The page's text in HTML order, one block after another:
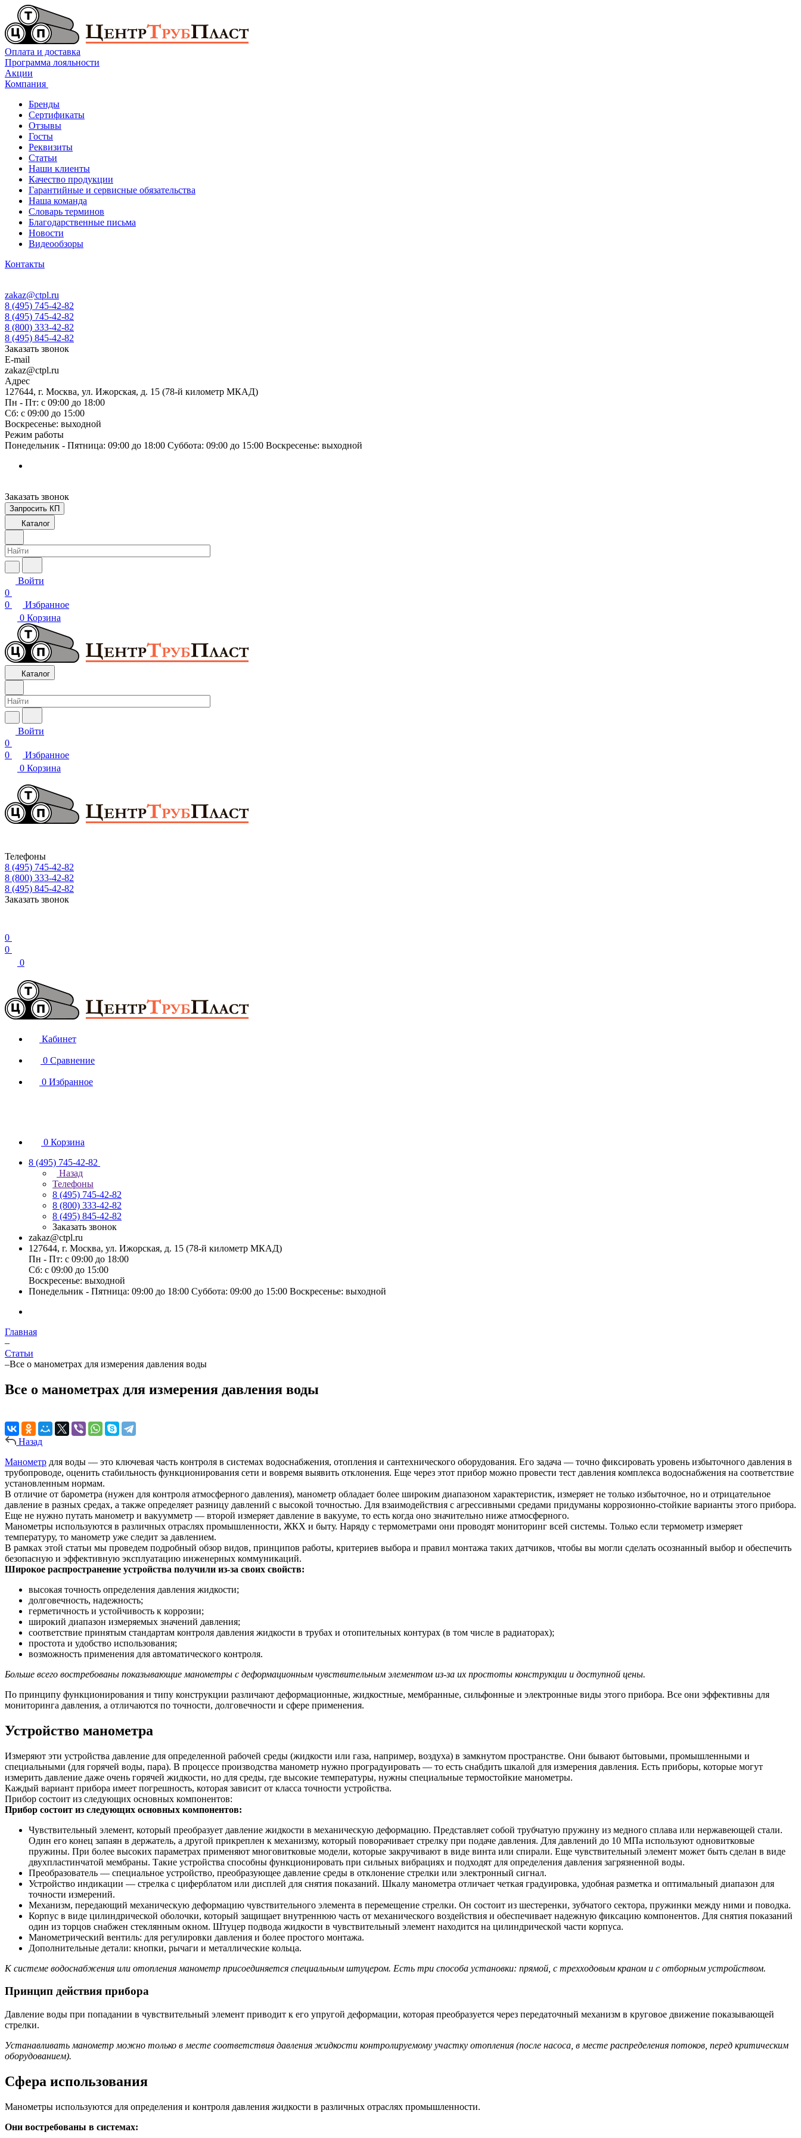
Оплата и доставка
Программа лояльности
Акции
Компания
Бренды
Сертификаты
Отзывы
Госты
Реквизиты
Статьи
Наши клиенты
Качество продукции
Гарантийные и сервисные обязательства
Наша команда
Словарь терминов
Благодарственные письма
Новости
Видеообзоры
Контакты
zakaz@ctpl.ru
8 (495) 745-42-82
8 (495) 745-42-82
8 (800) 333-42-82
8 (495) 845-42-82
Заказать звонок
E-mail
zakaz@ctpl.ru
Адрес
127644, г. Москва, ул. Ижорская, д. 15 (78-й километр МКАД)
Пн - Пт: с 09:00 до 18:00
Сб: с 09:00 до 15:00
Воскресенье: выходной
Режим работы
Понедельник - Пятница: 09:00 до 18:00 Суббота: 09:00 до 15:00 Воскресенье: выходной
Заказать звонок
Запросить КП
Каталог
Войти
0
0
Избранное
0 Корзина
Каталог
Войти
0
0
Избранное
0 Корзина
Телефоны
8 (495) 745-42-82
8 (800) 333-42-82
8 (495) 845-42-82
Заказать звонок
0
0
0
Кабинет
0 Сравнение
0 Избранное
0 Корзина
8 (495) 745-42-82
Назад
Телефоны
8 (495) 745-42-82
8 (800) 333-42-82
8 (495) 845-42-82
Заказать звонок
zakaz@ctpl.ru
127644, г. Москва, ул. Ижорская, д. 15 (78-й километр МКАД)
Пн - Пт: с 09:00 до 18:00
Сб: с 09:00 до 15:00
Воскресенье: выходной
Понедельник - Пятница: 09:00 до 18:00 Суббота: 09:00 до 15:00 Воскресенье: выходной
Главная
–
Статьи
–Все о манометрах для измерения давления воды
Все о манометрах для измерения давления воды
Назад
Манометр для воды — это ключевая часть контроля в системах водоснабжения, отопления и сантехнического оборудования. Его задача — точно фиксировать уровень избыточного давления в
трубопроводе, оценить стабильность функционирования сети и вовремя выявить отклонения. Еще через этот прибор можно провести тест давления комплекса водоснабжения на соответствие
установленным нормам.
В отличие от барометра (нужен для контроля атмосферного давления), манометр обладает более широким диапазоном характеристик, измеряет не только избыточное, но и отрицательное
давление в разных средах, а также определяет разницу давлений с высокой точностью. Для взаимодействия с агрессивными средами придуманы коррозионно-стойкие варианты этого прибора.
Еще не нужно путать манометр и вакуумметр — второй измеряет давление в вакууме, то есть когда оно значительно ниже атмосферного.
Манометры используются в различных отраслях промышленности, ЖКХ и быту. Наряду с термометрами они проводят мониторинг всей системы. Только если термометр измеряет
температуру, то манометр уже следит за давлением.
В рамках этой статьи мы проведем подробный обзор видов, принципов работы, критериев выбора и правил монтажа таких датчиков, чтобы вы могли сделать осознанный выбор и обеспечить
безопасную и эффективную эксплуатацию инженерных коммуникаций.
Широкое распространение устройства получили из-за своих свойств:
высокая точность определения давления жидкости;
долговечность, надежность;
герметичность и устойчивость к коррозии;
широкий диапазон измеряемых значений давления;
соответствие принятым стандартам контроля давления жидкости в трубах и отопительных контурах (в том числе в радиаторах);
простота и удобство использования;
возможность применения для автоматического контроля.
Больше всего востребованы показывающие манометры с деформационным чувствительным элементом из-за их простоты конструкции и доступной цены.
По принципу функционирования и типу конструкции различают деформационные, жидкостные, мембранные, сильфонные и электронные виды этого прибора. Все они эффективны для
мониторинга давления, а отличаются по точности, долговечности и сфере применения.
Устройство манометра
Измеряют эти устройства давление для определенной рабочей среды (жидкости или газа, например, воздуха) в замкнутом пространстве. Они бывают бытовыми, промышленными и
специальными (для горячей воды, пара). В процессе производства манометр нужно проградуировать — то есть снабдить шкалой для измерения давления. Есть приборы, которые могут
измерить давление даже очень горячей жидкости, но для среды, где высокие температуры, нужны специальные термостойкие манометры.
Каждый вариант прибора имеет погрешность, которая зависит от класса точности устройства.
Прибор состоит из следующих основных компонентов:
Прибор состоит из следующих основных компонентов:
Чувствительный элемент, который преобразует давление жидкости в механическую деформацию. Представляет собой трубчатую пружину из медного сплава или нержавеющей стали.
Один его конец запаян в держатель, а другой прикреплен к механизму, который поворачивает стрелку при подаче давления. Для давлений до 10 МПа используют одновитковые
пружины. При более высоких параметрах применяют многовитковые модели, которые закручивают в виде винта или спирали. Еще чувствительный элемент может быть сделан в виде
двухпластинчатой мембраны. Такие устройства способны функционировать при сильных вибрациях и подходят для определения давления загрязненной воды.
Преобразователь — специальное устройство, преобразующее давление среды в отклонение стрелки или электронный сигнал.
Устройство индикации — стрелка с циферблатом или дисплей для снятия показаний. Шкалу манометра отличает четкая градуировка, удобная разметка и оптимальный диапазон для
точности измерений.
Механизм, передающий механическую деформацию чувствительного элемента в перемещение стрелки. Он состоит из шестеренки, зубчатого сектора, пружинки между ними и поводка.
Корпус в виде цилиндрической оболочки, который защищает внутреннюю часть от механического воздействия и обеспечивает надежную фиксацию компонентов. Для снятия показаний
один из торцов снабжен стеклянным окном. Штуцер подвода жидкости в чувствительный элемент находится на цилиндрической части корпуса.
Манометрический вентиль: для регулировки давления и более простого монтажа.
Дополнительные детали: кнопки, рычаги и металлические кольца.
К системе водоснабжения или отопления манометр присоединяется специальным штуцером. Есть три способа установки: прямой, с трехходовым краном и с отборным устройством.
Принцип действия прибора
Давление воды при попадании в чувствительный элемент приводит к его упругой деформации, которая преобразуется через передаточный механизм в круговое движение показывающей
стрелки.
Устанавливать манометр можно только в месте соответствия давления жидкости контролируемому участку отопления (после насоса, в месте распределения потоков, перед критическим
оборудованием).
Сфера использования
Манометры используются для определения и контроля давления жидкости в различных отраслях промышленности.
Они востребованы в системах: